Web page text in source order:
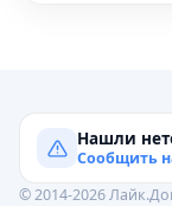
Нашли
Сообщить
© 2014-2026